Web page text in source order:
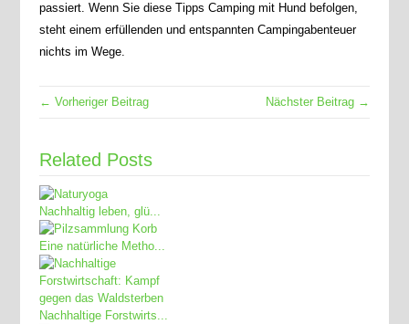
passiert. Wenn Sie diese Tipps Camping mit Hund befolgen,
steht einem erfüllenden und entspannten Campingabenteuer
nichts im Wege.
← Vorheriger Beitrag Nächster Beitrag →
Related Posts
Nachhaltig leben, glü...
Eine natürliche Metho...
Nachhaltige Forstwirts...